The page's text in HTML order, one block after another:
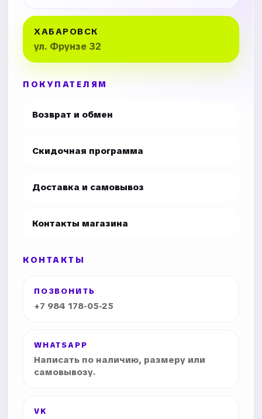
ХАБАРОВСК
ул. Фрунзе 32
ПОКУПАТЕЛЯМ
Возврат и обмен
Скидочная программа
Доставка и самовывоз
Контакты магазина
КОНТАКТЫ
ПОЗВОНИТЬ
+7 984 178-05-25
WHATSAPP
Написать по наличию, размеру или
самовывозу.
VK